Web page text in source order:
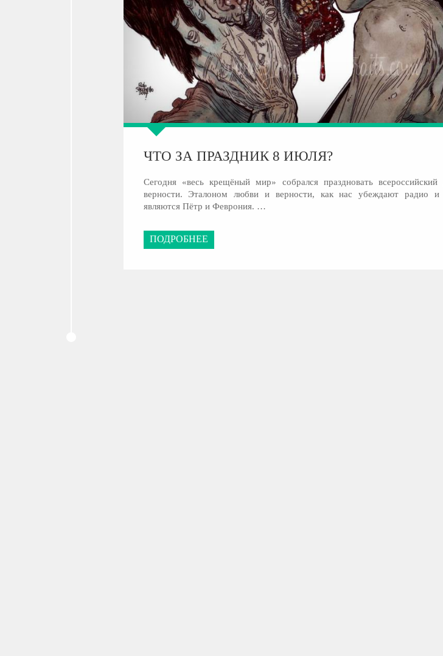
ЧТО ЗА ПРАЗДНИК 8 ИЮЛЯ?
Сегодня «весь крещёный мир» собрался праздновать
верности. Эталоном любви и верности, как нас убеждают радио и
являются Пётр и Феврония. …
ПОДРОБНЕЕ